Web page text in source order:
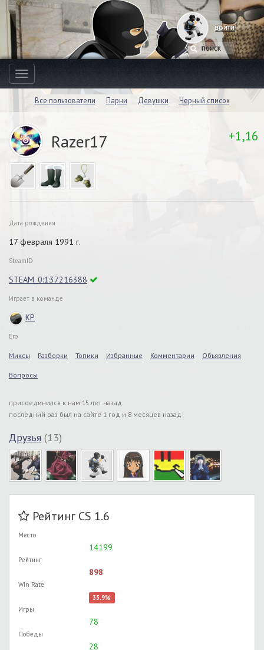
войти
Toggle
navigation
Все пользователи Парни Девушки Черный список
Razer17 +1,16
Дата рождения
17 февраля 1991 г.
SteamID
STEAM_0:1:37216388
Играет в команде
KP
Его
Миксы Разборки Топики Избранные Комментарии Объявления
Вопросы
присоединился к нам 15 лет назад
последний раз был на сайте 1 год и 8 месяцев назад
Друзья (13)
Рейтинг CS 1.6
Место
14199
Рейтинг
898
Win Rate
35.9%
Игры
78
Победы
28